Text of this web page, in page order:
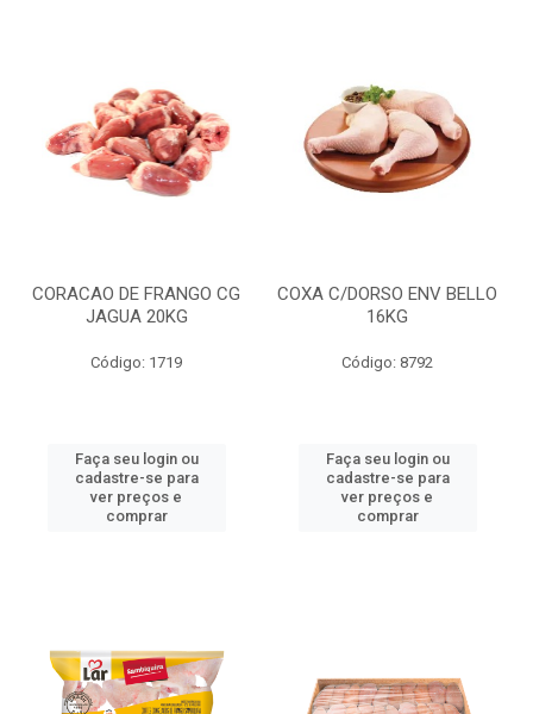
CORACAO DE FRANGO CG
JAGUA 20KG
Código: 1719
Faça seu login ou
cadastre-se para
ver preços e
comprar
COXA C/DORSO ENV BELLO
16KG
Código: 8792
Faça seu login ou
cadastre-se para
ver preços e
comprar